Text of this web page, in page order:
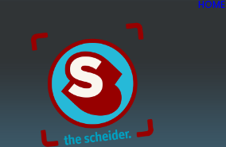
HOME